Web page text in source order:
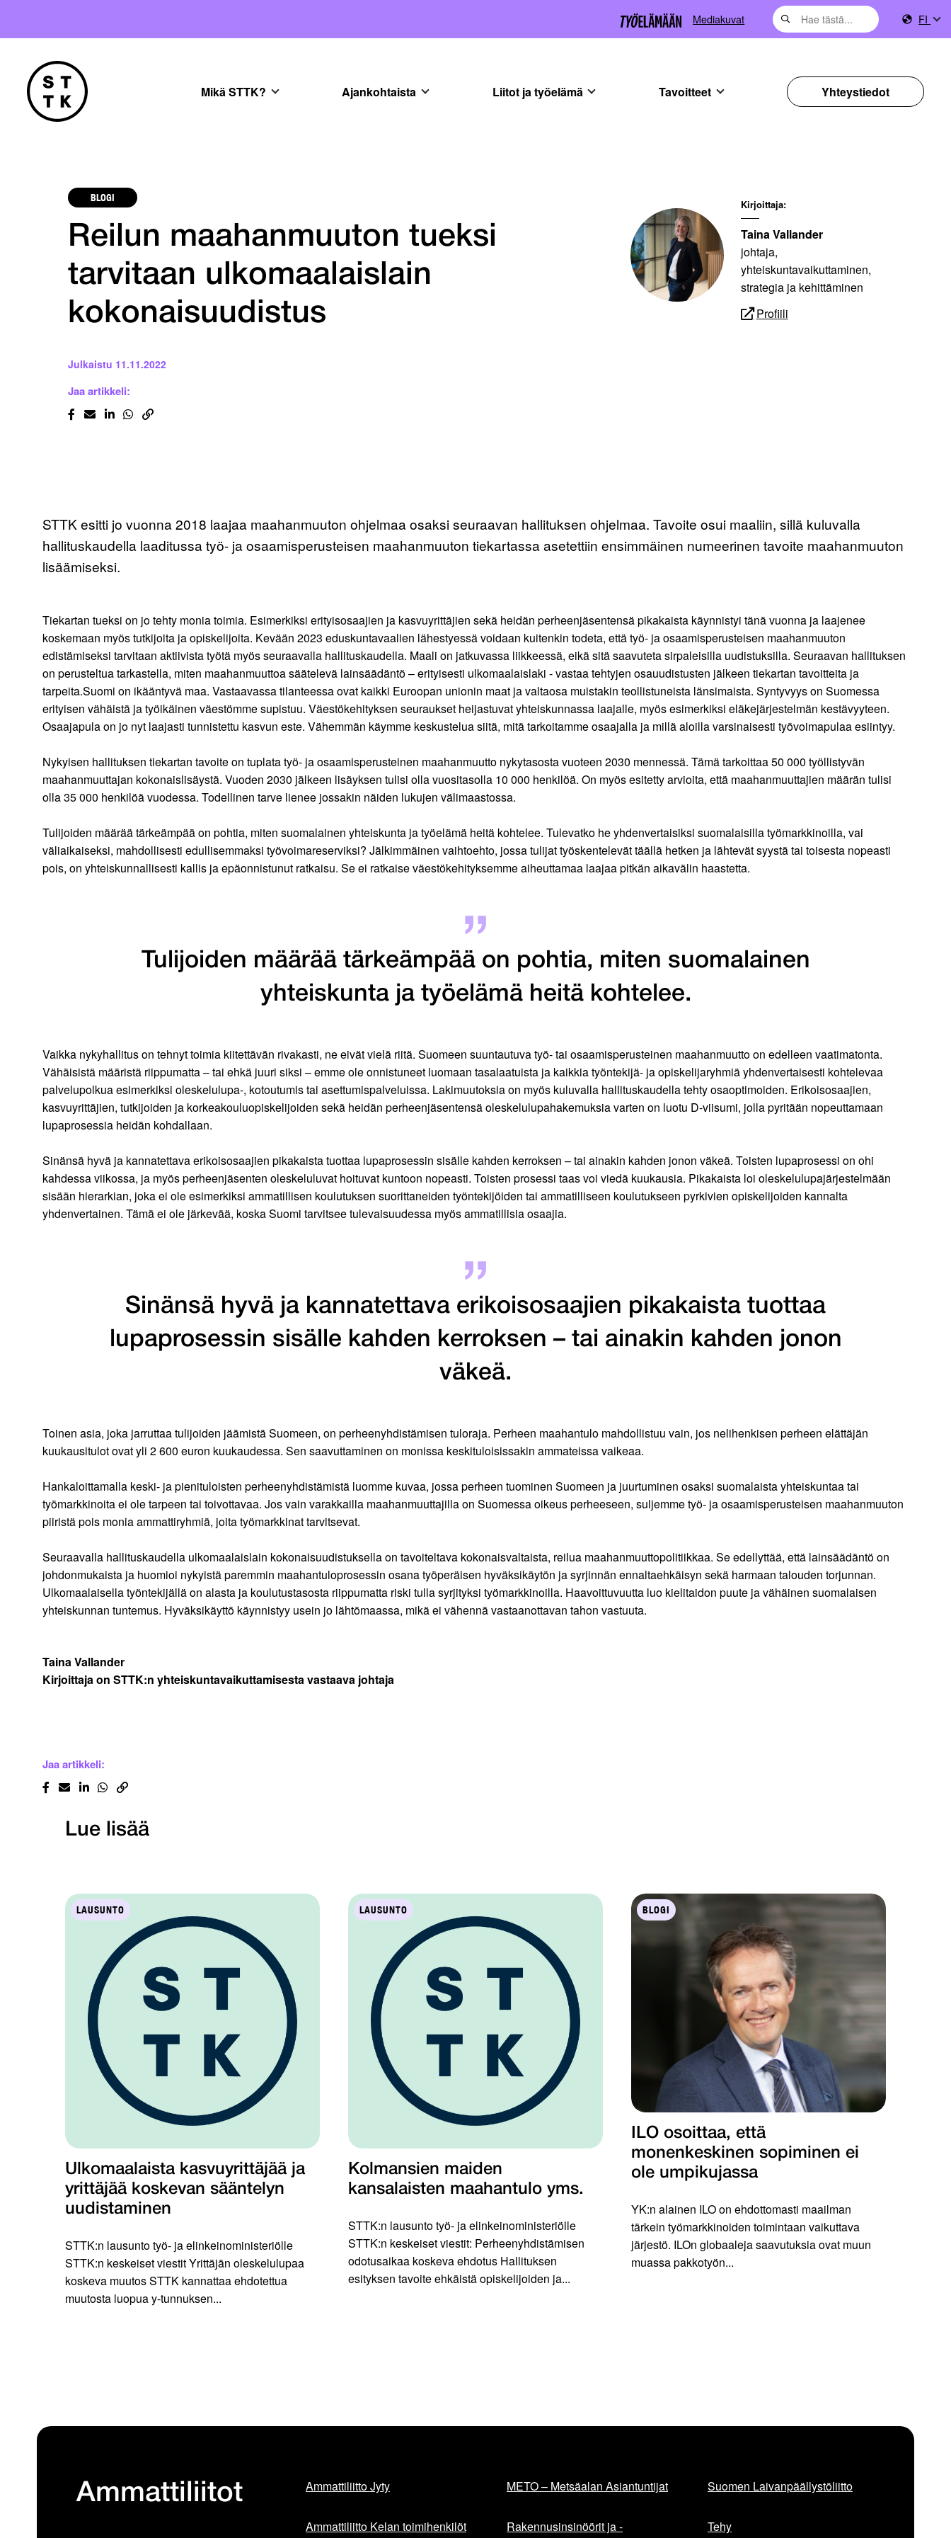
Mediakuvat FI
Mikä STTK? Ajankohtaista Liitot ja työelämä Tavoitteet Yhteystiedot
BLOGI
Reilun maahanmuuton tueksi
tarvitaan ulkomaalaislain
kokonaisuudistus
Julkaistu 11.11.2022
Kirjoittaja:
Taina Vallander
johtaja,
yhteiskuntavaikuttaminen,
strategia ja kehittäminen
Profiili
Jaa artikkeli:
STTK esitti jo vuonna 2018 laajaa maahanmuuton ohjelmaa osaksi seuraavan hallituksen ohjelmaa. Tavoite osui maaliin, sillä kuluvalla
hallituskaudella laaditussa työ- ja osaamisperusteisen maahanmuuton tiekartassa asetettiin ensimmäinen numeerinen tavoite maahanmuuton
lisäämiseksi.
Tiekartan tueksi on jo tehty monia toimia. Esimerkiksi erityisosaajien ja kasvuyrittäjien sekä heidän perheenjäsentensä pikakaista käynnistyi tänä vuonna ja laajenee
koskemaan myös tutkijoita ja opiskelijoita. Kevään 2023 eduskuntavaalien lähestyessä voidaan kuitenkin todeta, että työ- ja osaamisperusteisen maahanmuuton
edistämiseksi tarvitaan aktiivista työtä myös seuraavalla hallituskaudella. Maali on jatkuvassa liikkeessä, eikä sitä saavuteta sirpaleisilla uudistuksilla. Seuraavan hallituksen
on perusteltua tarkastella, miten maahanmuuttoa säätelevä lainsäädäntö – erityisesti ulkomaalaislaki ­- vastaa tehtyjen osauudistusten jälkeen tiekartan tavoitteita ja
tarpeita.Suomi on ikääntyvä maa. Vastaavassa tilanteessa ovat kaikki Euroopan unionin maat ja valtaosa muistakin teollistuneista länsimaista. Syntyvyys on Suomessa
erityisen vähäistä ja työikäinen väestömme supistuu. Väestökehityksen seuraukset heijastuvat yhteiskunnassa laajalle, myös esimerkiksi eläkejärjestelmän kestävyyteen.
Osaajapula on jo nyt laajasti tunnistettu kasvun este. Vähemmän käymme keskustelua siitä, mitä tarkoitamme osaajalla ja millä aloilla varsinaisesti työvoimapulaa esiintyy.
Nykyisen hallituksen tiekartan tavoite on tuplata työ- ja osaamisperusteinen maahanmuutto nykytasosta vuoteen 2030 mennessä. Tämä tarkoittaa 50 000 työllistyvän
maahanmuuttajan kokonaislisäystä. Vuoden 2030 jälkeen lisäyksen tulisi olla vuositasolla 10 000 henkilöä. On myös esitetty arvioita, että maahanmuuttajien määrän tulisi
olla 35 000 henkilöä vuodessa. Todellinen tarve lienee jossakin näiden lukujen välimaastossa.
Tulijoiden määrää tärkeämpää on pohtia, miten suomalainen yhteiskunta ja työelämä heitä kohtelee. Tulevatko he yhdenvertaisiksi suomalaisilla työmarkkinoilla, vai
väliaikaiseksi, mahdollisesti edullisemmaksi työvoimareserviksi? Jälkimmäinen vaihtoehto, jossa tulijat työskentelevät täällä hetken ja lähtevät syystä tai toisesta nopeasti
pois, on yhteiskunnallisesti kallis ja epäonnistunut ratkaisu. Se ei ratkaise väestökehityksemme aiheuttamaa laajaa pitkän aikavälin haastetta.
Tulijoiden määrää tärkeämpää on pohtia, miten suomalainen
yhteiskunta ja työelämä heitä kohtelee.
Vaikka nykyhallitus on tehnyt toimia kiitettävän rivakasti, ne eivät vielä riitä. Suomeen suuntautuva työ- tai osaamisperusteinen maahanmuutto on edelleen vaatimatonta.
Vähäisistä määristä riippumatta – tai ehkä juuri siksi – emme ole onnistuneet luomaan tasalaatuista ja kaikkia työntekijä- ja opiskelijaryhmiä yhdenvertaisesti kohtelevaa
palvelupolkua esimerkiksi oleskelulupa-, kotoutumis tai asettumispalveluissa. Lakimuutoksia on myös kuluvalla hallituskaudella tehty osaoptimoiden. Erikoisosaajien,
kasvuyrittäjien, tutkijoiden ja korkeakouluopiskelijoiden sekä heidän perheenjäsentensä oleskelulupahakemuksia varten on luotu D-viisumi, jolla pyritään nopeuttamaan
lupaprosessia heidän kohdallaan.
Sinänsä hyvä ja kannatettava erikoisosaajien pikakaista tuottaa lupaprosessin sisälle kahden kerroksen – tai ainakin kahden jonon väkeä. Toisten lupaprosessi on ohi
kahdessa viikossa, ja myös perheenjäsenten oleskeluluvat hoituvat kuntoon nopeasti. Toisten prosessi taas voi viedä kuukausia. Pikakaista loi oleskelulupajärjestelmään
sisään hierarkian, joka ei ole esimerkiksi ammatillisen koulutuksen suorittaneiden työntekijöiden tai ammatilliseen koulutukseen pyrkivien opiskelijoiden kannalta
yhdenvertainen. Tämä ei ole järkevää, koska Suomi tarvitsee tulevaisuudessa myös ammatillisia osaajia.
Sinänsä hyvä ja kannatettava erikoisosaajien pikakaista tuottaa
lupaprosessin sisälle kahden kerroksen – tai ainakin kahden jonon
väkeä.
Toinen asia, joka jarruttaa tulijoiden jäämistä Suomeen, on perheenyhdistämisen tuloraja. Perheen maahantulo mahdollistuu vain, jos nelihenkisen perheen elättäjän
kuukausitulot ovat yli 2 600 euron kuukaudessa. Sen saavuttaminen on monissa keskituloisissakin ammateissa vaikeaa.
Hankaloittamalla keski- ja pienituloisten perheenyhdistämistä luomme kuvaa, jossa perheen tuominen Suomeen ja juurtuminen osaksi suomalaista yhteiskuntaa tai
työmarkkinoita ei ole tarpeen tai toivottavaa. Jos vain varakkailla maahanmuuttajilla on Suomessa oikeus perheeseen, suljemme työ- ja osaamisperusteisen maahanmuuton
piiristä pois monia ammattiryhmiä, joita työmarkkinat tarvitsevat.
Seuraavalla hallituskaudella ulkomaalaislain kokonaisuudistuksella on tavoiteltava kokonaisvaltaista, reilua maahanmuuttopolitiikkaa. Se edellyttää, että lainsäädäntö on
johdonmukaista ja huomioi nykyistä paremmin maahantuloprosessin osana työperäisen hyväksikäytön ja syrjinnän ennaltaehkäisyn sekä harmaan talouden torjunnan.
Ulkomaalaisella työntekijällä on alasta ja koulutustasosta riippumatta riski tulla syrjityksi työmarkkinoilla. Haavoittuvuutta luo kielitaidon puute ja vähäinen suomalaisen
yhteiskunnan tuntemus. Hyväksikäyttö käynnistyy usein jo lähtömaassa, mikä ei vähennä vastaanottavan tahon vastuuta.
Taina Vallander
Kirjoittaja on STTK:n yhteiskuntavaikuttamisesta vastaava johtaja
Jaa artikkeli:
Lue lisää
LAUSUNTO
Ulkomaalaista kasvuyrittäjää ja
yrittäjää koskevan sääntelyn
uudistaminen
STTK:n lausunto työ- ja elinkeinoministeriölle
STTK:n keskeiset viestit Yrittäjän oleskelulupaa
koskeva muutos STTK kannattaa ehdotettua
muutosta luopua y-tunnuksen...
LAUSUNTO
Kolmansien maiden
kansalaisten maahantulo yms.
STTK:n lausunto työ- ja elinkeinoministeriölle
STTK:n keskeiset viestit: Perheenyhdistämisen
odotusaikaa koskeva ehdotus Hallituksen
esityksen tavoite ehkäistä opiskelijoiden ja...
BLOGI
ILO osoittaa, että
monenkeskinen sopiminen ei
ole umpikujassa
YK:n alainen ILO on ehdottomasti maailman
tärkein työmarkkinoiden toimintaan vaikuttava
järjestö. ILOn globaaleja saavutuksia ovat muun
muassa pakkotyön...
Ammattiliitot Ammattiliitto Jyty
Ammattiliitto Kelan toimihenkilöt
METO – Metsäalan Asiantuntijat
Rakennusinsinöörit ja -
Suomen Laivanpäällystöliitto
Tehy